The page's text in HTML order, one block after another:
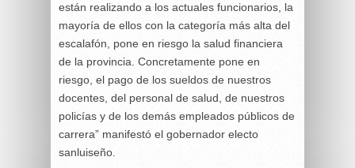
están realizando a los actuales funcionarios, la
mayoría de ellos con la categoría más alta del
escalafón, pone en riesgo la salud financiera
de la provincia. Concretamente pone en
riesgo, el pago de los sueldos de nuestros
docentes, del personal de salud, de nuestros
policías y de los demás empleados públicos de
carrera” manifestó el gobernador electo
sanluiseño.